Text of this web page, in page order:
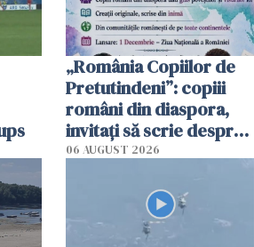
„România Copiilor de
Pretutindeni”: copiii
români din diaspora,
invitați să scrie despre
România într-un volum
06 AUGUST 2026